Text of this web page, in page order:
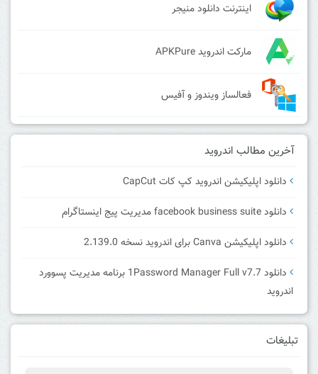
اینترنت دانلود منیجر
مارکت اندروید APKPure
فعالساز ویندوز و آفیس
آخرین مطالب اندروید
دانلود اپلیکیشن اندروید کپ کات CapCut
دانلود facebook business suite مدیریت پیج اینستاگرام
دانلود اپلیکیشن Canva برای اندروید نسخه 2.139.0
دانلود 1Password Manager Full v7.7 برنامه مدیریت پسوورد
اندروید
تبلیغات